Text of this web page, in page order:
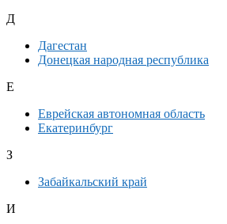
Д
Дагестан
Донецкая народная республика
Е
Еврейская автономная область
Екатеринбург
З
Забайкальский край
И